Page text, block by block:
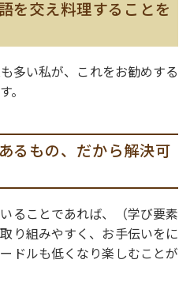
を交え料理することを
多い私が、これをお勧めする
。
るもの、だから解決可
ることであれば、（学び要素
り組みやすく、お手伝いをに
ドルも低くなり楽しむことが